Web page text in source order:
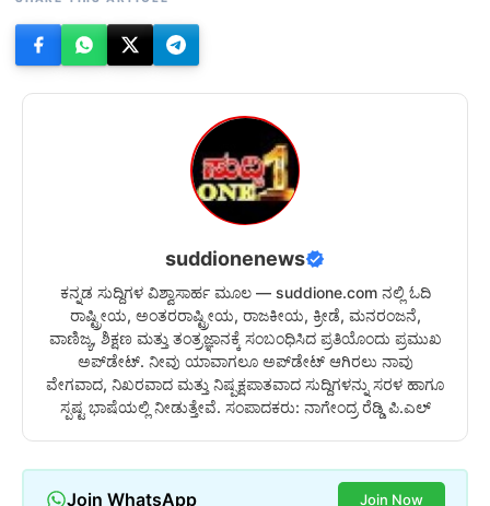
suddionenews
ಕನ್ನಡ ಸುದ್ದಿಗಳ ವಿಶ್ವಾಸಾರ್ಹ ಮೂಲ — suddione.com ನಲ್ಲಿ ಓದಿ
ರಾಷ್ಟ್ರೀಯ, ಅಂತರರಾಷ್ಟ್ರೀಯ, ರಾಜಕೀಯ, ಕ್ರೀಡೆ, ಮನರಂಜನೆ,
ವಾಣಿಜ್ಯ, ಶಿಕ್ಷಣ ಮತ್ತು ತಂತ್ರಜ್ಞಾನಕ್ಕೆ ಸಂಬಂಧಿಸಿದ ಪ್ರತಿಯೊಂದು ಪ್ರಮುಖ
ಅಪ್‌ಡೇಟ್. ನೀವು ಯಾವಾಗಲೂ ಅಪ್‌ಡೇಟ್ ಆಗಿರಲು ನಾವು
ವೇಗವಾದ, ನಿಖರವಾದ ಮತ್ತು ನಿಷ್ಪಕ್ಷಪಾತವಾದ ಸುದ್ದಿಗಳನ್ನು ಸರಳ ಹಾಗೂ
ಸ್ಪಷ್ಟ ಭಾಷೆಯಲ್ಲಿ ನೀಡುತ್ತೇವೆ. ಸಂಪಾದಕರು: ನಾಗೇಂದ್ರ ರೆಡ್ಡಿ ಪಿ.ಎಲ್
Join WhatsApp Join Now